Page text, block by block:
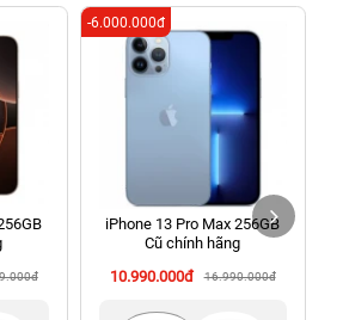
Nhơn Phú, Hồ Chí Minh (Q.9 TP. Thủ
Đức, Hồ Chí Minh (Bình Thọ, TP. Thủ
Dĩ An, Hồ Chí Minh (Bình Dương Cũ)
Ba Cu, Vũng Tàu, Hồ Chí Minh (TP. Vũng
Tân Sơn Nhất, Hồ Chí Minh (Tân Bình
iPhone 13 Pro Max 256GB
Cũ chính hãng
10.990.000đ
16.990.000đ
-6.000.000đ